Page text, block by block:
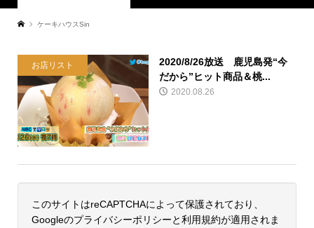
ケーキハウスSin
お店リスト
2020/8/26放送 鹿児島発“今
だから”ヒット商品＆桃...
2020.08.26
このサイトはreCAPTCHAによって保護されており、
Googleのプライバシーポリシーと利用規約が適用されま